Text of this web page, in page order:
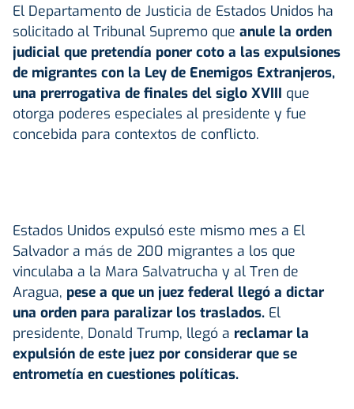
El Departamento de Justicia de Estados Unidos ha
solicitado al Tribunal Supremo que anule la orden
judicial que pretendía poner coto a las expulsiones
de migrantes con la Ley de Enemigos Extranjeros,
una prerrogativa de finales del siglo XVIII que
otorga poderes especiales al presidente y fue
concebida para contextos de conflicto.
Estados Unidos expulsó este mismo mes a El
Salvador a más de 200 migrantes a los que
vinculaba a la Mara Salvatrucha y al Tren de
Aragua, pese a que un juez federal llegó a dictar
una orden para paralizar los traslados. El
presidente, Donald Trump, llegó a reclamar la
expulsión de este juez por considerar que se
entrometía en cuestiones políticas.